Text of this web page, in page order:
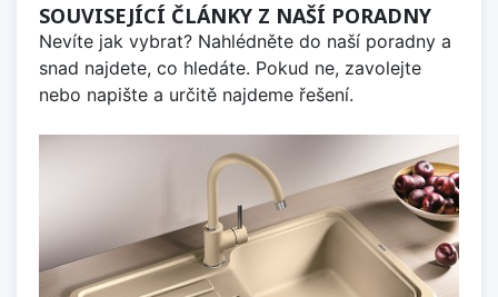
SOUVISEJÍCÍ ČLÁNKY Z NAŠÍ PORADNY
Nevíte jak vybrat? Nahlédněte do naší poradny a
snad najdete, co hledáte. Pokud ne, zavolejte
nebo napište a určitě najdeme řešení.